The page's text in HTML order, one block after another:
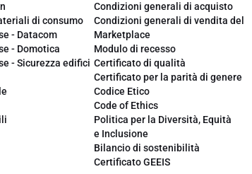
di consumo
- Datacom
- Domotica
- Sicurezza edifici
Condizioni generali di acquisto
Condizioni generali di vendita del
Marketplace
Modulo di recesso
Certificato di qualità
Certificato per la parità di genere
Codice Etico
Code of Ethics
Politica per la Diversità, Equità
e Inclusione
Bilancio di sostenibilità
Certificato GEEIS